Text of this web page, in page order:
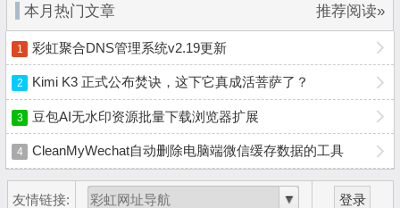
本月热门文章 推荐阅读»
1 彩虹聚合DNS管理系统v2.19更新
2 Kimi K3 正式公布焚诀，这下它真成活菩萨了？
3 豆包AI无水印资源批量下载浏览器扩展
4 CleanMyWechat自动删除电脑端微信缓存数据的工具
友情链接: 登录